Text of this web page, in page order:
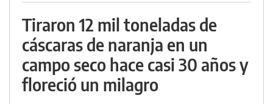
Tiraron 12 mil toneladas de
cáscaras de naranja en un
campo seco hace casi 30 años y
floreció un milagro